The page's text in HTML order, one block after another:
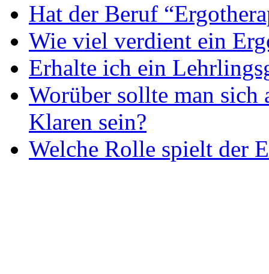
Hat der Beruf
Wie viel verdient ein
Erhalte ich ein
Worüber sollte man sich
Klaren sein?
Welche Rolle spielt der